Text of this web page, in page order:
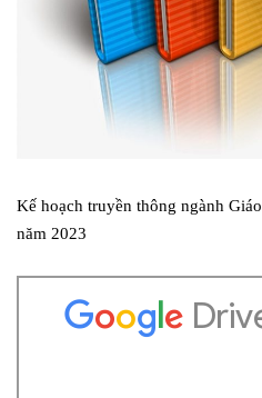
Kế hoạch truyền thông ngành
năm 2023